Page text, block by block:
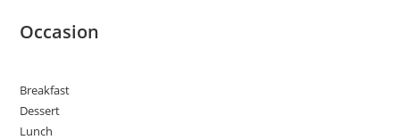
Occasion
Breakfast
Dessert
Lunch